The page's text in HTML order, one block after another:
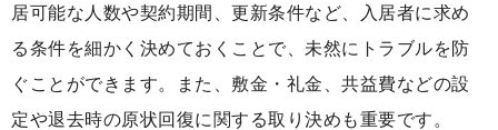
居可能な人数や契約期間、更新条件など、入居者に求め
る条件を細かく決めておくことで、未然にトラブルを防
ぐことができます。また、敷金・礼金、共益費などの設
定や退去時の原状回復に関する取り決めも重要です。